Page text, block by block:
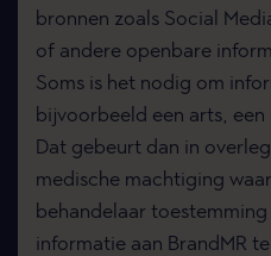
bronnen zoals Social
of andere openbare
Soms is het nodig om
bijvoorbeeld een arts,
Dat gebeurt dan in
medische machtiging
behandelaar
informatie aan BrandMR